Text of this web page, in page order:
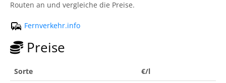
Routen an und vergleiche die Preise.
Fernverkehr.info
Preise
Sorte
€/l